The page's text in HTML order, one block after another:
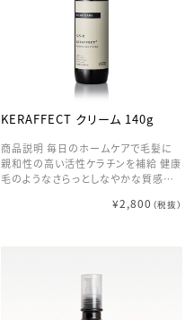
KERAFFECT クリーム 140g
商品説明 毎日のホームケアで毛髪に
親和性の高い活性ケラチンを補給 健康
毛のようなさらっとしなやかな質感を
¥2,800 （税抜）